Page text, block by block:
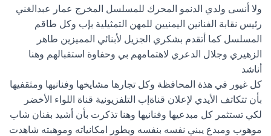
ولا أنسى ولدي الدنمو المحرك للمسلسل المخرج عمار عبدالغني
رئيس نقابة الفنانين اليمنيين للمهن التمثيلية بإب وكل طاقم
المسلسل كما أتقدم بشكري الجزيل لأبنائي المميزين طاهر
الزهيري وجلال الدعري لاهتمامهم بي وحفاوة استقبالهم وهنا
أناشد
كل غيور في هذة المحافظة وكل تجارها مشايخها وفنانيها ومثقفيها
بأن تتكاتف الأيدي لإعلان قناةإب التلفزيونية قناة اللواء الأخضر
لكي تستثمر كل مبدعيها وفنانيها وهنا تذكرت بأن أشيد بفنان شاب
موهوب ومبدع يبني نفسه بنفسه ويطور امكانياته وموهبته شاهدت